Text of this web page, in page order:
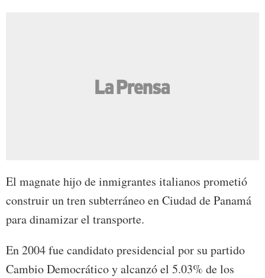
El magnate hijo de inmigrantes italianos prometió
construir un tren subterráneo en Ciudad de Panamá
para dinamizar el transporte.
En 2004 fue candidato presidencial por su partido
Cambio Democrático y alcanzó el 5.03% de los